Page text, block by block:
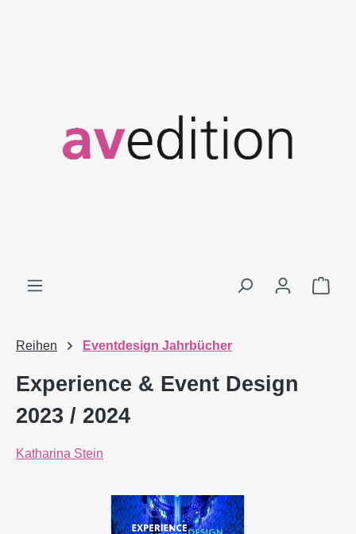
Reihen Eventdesign Jahrbücher
Experience & Event Design
2023 / 2024
Katharina Stein
Bildergalerie überspringen